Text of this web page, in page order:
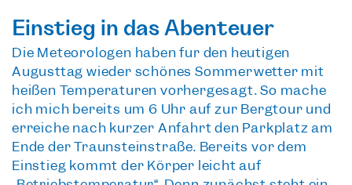
Einstieg in das Abenteuer
Die Meteorologen haben für den heutigen
Augusttag wieder schönes Sommerwetter mit
heißen Temperaturen vorhergesagt. So mache
ich mich bereits um 6 Uhr auf zur Bergtour und
erreiche nach kurzer Anfahrt den Parkplatz am
Ende der Traunsteinstraße. Bereits vor dem
Einstieg kommt der Körper leicht auf